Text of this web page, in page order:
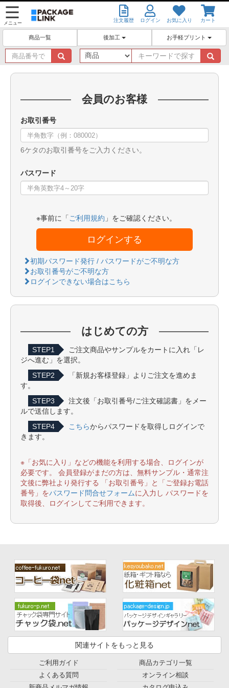
メニュー 注文履歴 ログイン お気に入り カート
商品一覧 後加工 お手軽プリント
商
品
番
キ
ー
ワ
会員のお客様
お取引番号
6ケタのお取引番号をご入力ください。
パスワード
※事前に「 ご利用規約 」をご確認ください。
ログインする
初期パスワード発行 / パスワードがご不明な方
お取引番号がご不明な方
ログインできない場合はこちら
はじめての方
STEP1
ご注文商品やサンプルをカートに入れ「レ
ジへ進む」を選択。
STEP2
「新規お客様登録」よりご注文を進めま
す。
STEP3
注文後「お取引番号/ご注文確認書」をメー
ルで送信します。
STEP4
こちらからパスワードを取得しログインで
きます。
※「お気に入り」などの機能を利用する場合、ログインが
必要です。 会員登録がまだの方は、無料サンプル・通常注
文後に弊社より発行する 「お取引番号」と「ご登録お電話
番号」をパスワード問合せフォームに入力し パスワードを
取得後、ログインしてご利用できます。
関連サイトをもっと見る
ご利用ガイド
よくある質問
商品カテゴリ一覧
オンライン相談